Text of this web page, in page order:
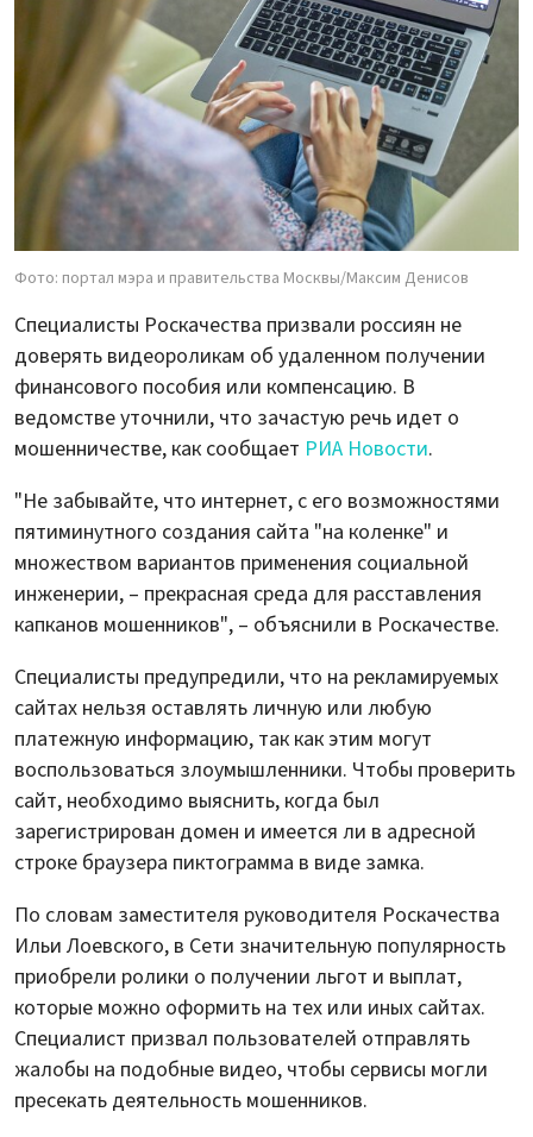
Фото: портал мэра и правительства Москвы/Максим Денисов
Специалисты Роскачества призвали россиян не
доверять видеороликам об удаленном получении
финансового пособия или компенсацию. В
ведомстве уточнили, что зачастую речь идет о
мошенничестве, как сообщает РИА Новости.
"Не забывайте, что интернет, с его возможностями
пятиминутного создания сайта "на коленке" и
множеством вариантов применения социальной
инженерии, – прекрасная среда для расставления
капканов мошенников", – объяснили в Роскачестве.
Специалисты предупредили, что на рекламируемых
сайтах нельзя оставлять личную или любую
платежную информацию, так как этим могут
воспользоваться злоумышленники. Чтобы проверить
сайт, необходимо выяснить, когда был
зарегистрирован домен и имеется ли в адресной
строке браузера пиктограмма в виде замка.
По словам заместителя руководителя Роскачества
Ильи Лоевского, в Сети значительную популярность
приобрели ролики о получении льгот и выплат,
которые можно оформить на тех или иных сайтах.
Специалист призвал пользователей отправлять
жалобы на подобные видео, чтобы сервисы могли
пресекать деятельность мошенников.